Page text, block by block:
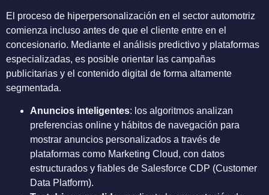
El proceso de hiperpersonalización en el sector automotriz
comienza incluso antes de que el cliente entre en el
concesionario. Mediante el análisis predictivo y plataformas
especializadas, es posible orientar las campañas
publicitarias y el contenido digital de forma altamente
segmentada.
Anuncios inteligentes: los algoritmos analizan
preferencias online y hábitos de navegación para
mostrar anuncios personalizados a través de
plataformas como Marketing Cloud, con datos
estructurados y fiables de Salesforce CDP (Customer
Data Platform).